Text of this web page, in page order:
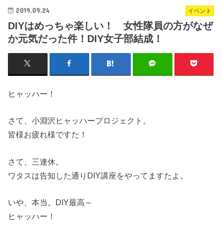
イベント
2019.09.24
DIYはめっちゃ楽しい！ 女性隊員の方がなぜ
か元気だった件！DIY女子部結成！
ヒャッハー！
さて、小淵沢ヒャッハープロジェクト。
皆様お疲れ様ですた！
さて、三連休。
ワタスは告知した通りDIY講座をやってますたよ。
いや、本当。DIY最高～
ヒャッハー！